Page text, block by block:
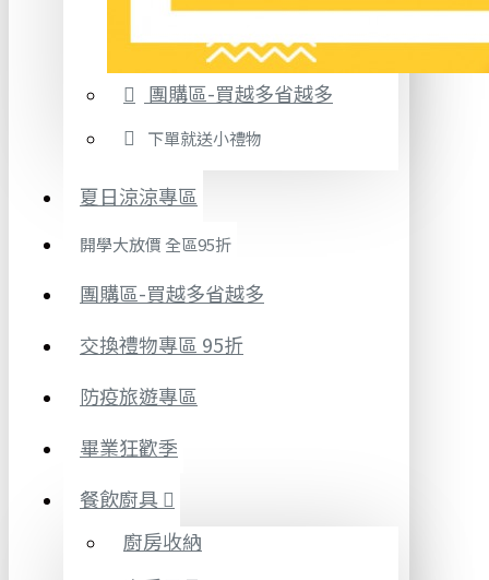
團購區-買越多省越多
下單就送小禮物
夏日涼涼專區
開學大放價 全區95折
團購區-買越多省越多
交換禮物專區 95折
防疫旅遊專區
畢業狂歡季
餐飲廚具
廚房收納